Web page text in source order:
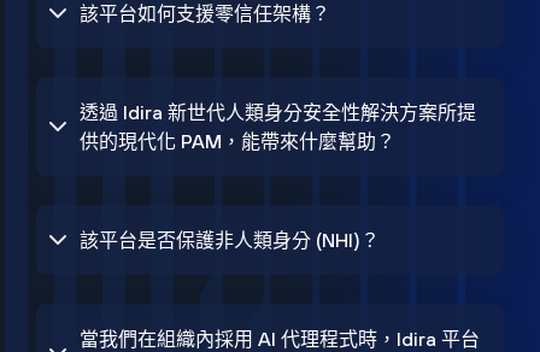
該平台如何支援零信任架構？
透過 Idira 新世代人類身分安全性解決方案所提
供的現代化 PAM，能帶來什麼幫助？
該平台是否保護非人類身分 (NHI)？
當我們在組織內採用 AI 代理程式時，Idira 平台